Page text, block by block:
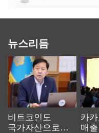
뉴스리듬
비트코인도
국가자산으로…'
카
매